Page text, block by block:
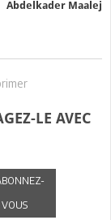
Abdelkader Maalej
LE AVEC
VOUS